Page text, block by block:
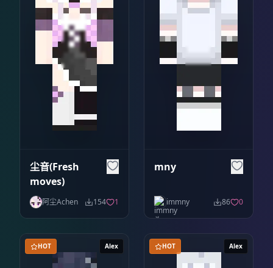
尘音(Fresh
moves)
阿尘Achen 154 1
mny
immny 86 0
Alex
HOT Alex
HOT